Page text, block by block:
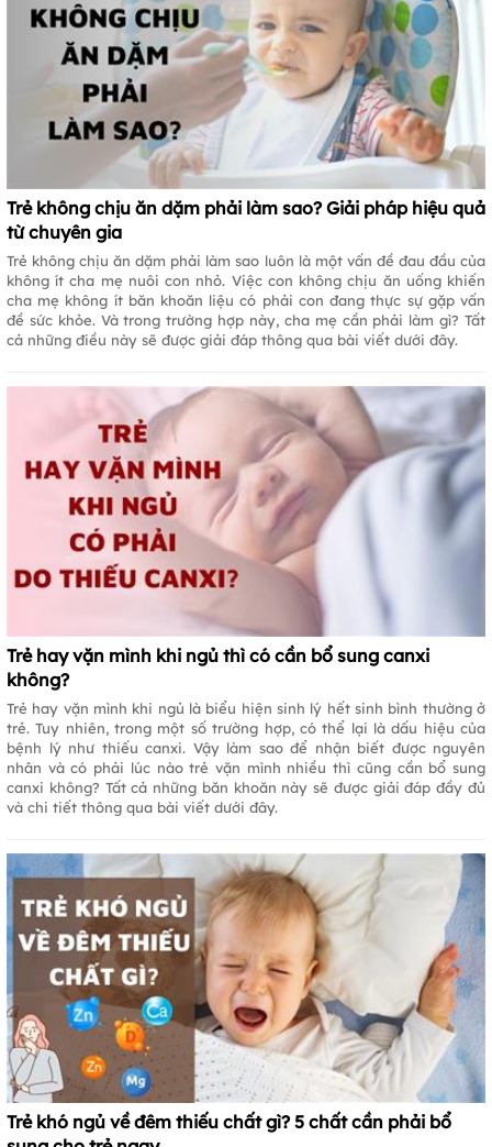
Trẻ không chịu ăn dặm phải làm sao? Giải pháp hiệu quả
từ chuyên gia
Trẻ không chịu ăn dặm phải làm sao luôn là một vấn đề đau đầu của
không ít cha mẹ nuôi con nhỏ. Việc con không chịu ăn uống khiến
cha mẹ không ít băn khoăn liệu có phải con đang thực sự gặp vấn
đề sức khỏe. Và trong trường hợp này, cha mẹ cần phải làm gì? Tất
cả những điều này sẽ được giải đáp thông qua bài viết dưới đây.
Trẻ hay vặn mình khi ngủ thì có cần bổ sung canxi
không?
Trẻ hay vặn mình khi ngủ là biểu hiện sinh lý hết sinh bình thường ở
trẻ. Tuy nhiên, trong một số trường hợp, có thể lại là dấu hiệu của
bệnh lý như thiếu canxi. Vậy làm sao để nhận biết được nguyên
nhân và có phải lúc nào trẻ vặn mình nhiều thì cũng cần bổ sung
canxi không? Tất cả những băn khoăn này sẽ được giải đáp đầy đủ
và chi tiết thông qua bài viết dưới đây.
Trẻ khó ngủ về đêm thiếu chất gì? 5 chất cần phải bổ